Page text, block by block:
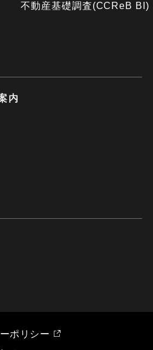
不動産基礎調査(CCReB BI)
内
ポリシー